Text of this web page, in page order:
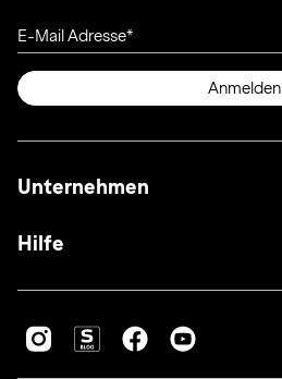
E-Mail Adresse
Anmelden
Unternehmen
Hilfe